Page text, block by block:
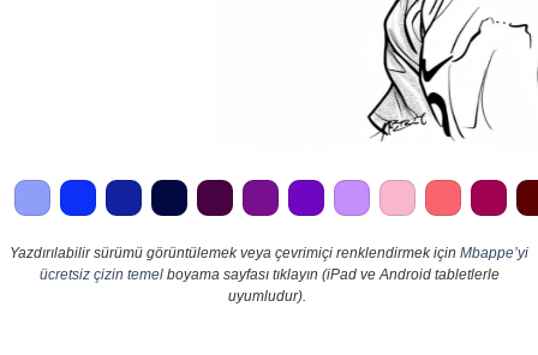
Yazdırılabilir sürümü görüntülemek veya çevrimiçi renklendirmek için Mbappe’yi
ücretsiz çizin temelboyama sayfası tıklayın (iPad ve Android tabletlerle
uyumludur).